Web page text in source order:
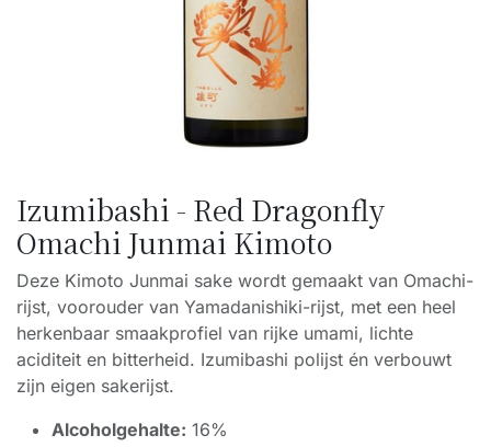
Izumibashi - Red Dragonfly
Omachi Junmai Kimoto
Deze Kimoto Junmai sake wordt gemaakt van Omachi-
rijst, voorouder van Yamadanishiki-rijst, met een heel
herkenbaar smaakprofiel van rijke umami, lichte
aciditeit en bitterheid. Izumibashi polijst én verbouwt
zijn eigen sakerijst.
Alcoholgehalte: 16%